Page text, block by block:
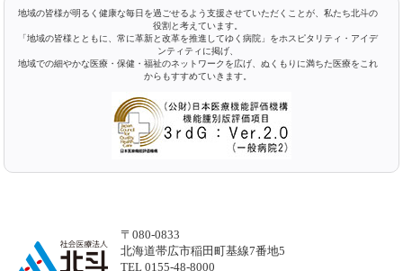
地域の皆様が明るく健康な毎日を過ごせるよう支援させていただくことが、私たち北斗の
役割と考えています。
「地域の皆様とともに、常に革新と改革を推進してゆく病院」をホスピタリティ・アイデ
ンティティに掲げ、
地域での細やかな医療・保健・福祉のネットワークを広げ、ぬくもりに満ちた医療をこれ
からもすすめていきます。
〒080-0833
北海道帯広市稲田町基線7番地5
TEL 0155-48-8000